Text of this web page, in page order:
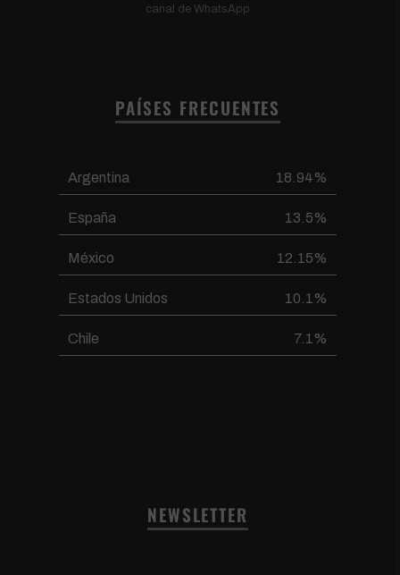
canal de WhatsApp
PAÍSES FRECUENTES
Argentina 18.94%
España 13.5%
México 12.15%
Estados Unidos 10.1%
Chile 7.1%
NEWSLETTER